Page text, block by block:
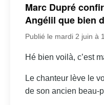
Marc Dupré
Angélil que bien
Publié le mardi 2 juin à
Hé bien voilà, c’est
Le chanteur lève le
de son ancien beau-